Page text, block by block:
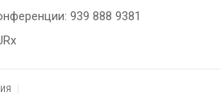
939 888 9381